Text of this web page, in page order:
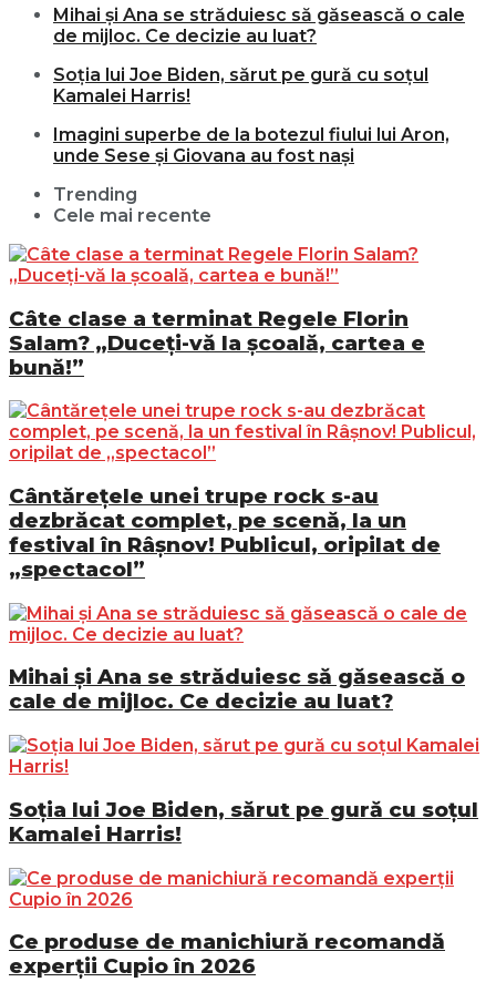
Mihai și Ana se străduiesc să găsească o cale
de mijloc. Ce decizie au luat?
Soția lui Joe Biden, sărut pe gură cu soțul
Kamalei Harris!
Imagini superbe de la botezul fiului lui Aron,
unde Sese și Giovana au fost nași
Trending
Cele mai recente
Câte clase a terminat Regele Florin
Salam? „Duceți-vă la școală, cartea e
bună!”
Cântărețele unei trupe rock s-au
dezbrăcat complet, pe scenă, la un
festival în Râșnov! Publicul, oripilat de
„spectacol”
Mihai și Ana se străduiesc să găsească o
cale de mijloc. Ce decizie au luat?
Soția lui Joe Biden, sărut pe gură cu soțul
Kamalei Harris!
Ce produse de manichiură recomandă
experții Cupio în 2026